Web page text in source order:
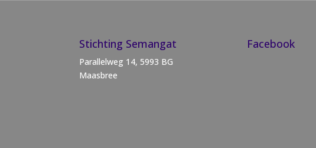
Stichting Semangat
Parallelweg 14, 5993 BG
Maasbree
Facebook